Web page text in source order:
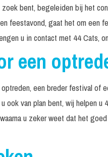
zoek bent, begeleiden bij het
feestavond, gaat het om een
u in contact met 44 Cats,
een
een breder festival of
ook van plan bent, wij helpen
u zeker weet dat het